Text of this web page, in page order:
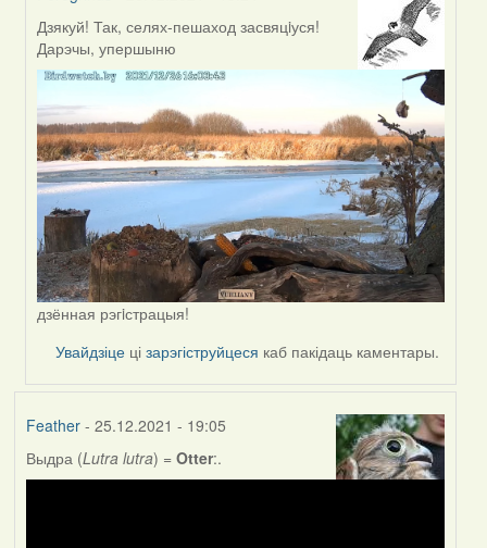
In
reply
to
by
Lighty
Дзякуй! Так, селях-пешаход засвяцiуся!
Дарэчы, упершыню
дзённая рэгiстрацыя!
Увайдзіце цізарэгіструйцеся каб пакідаць каментары.
Feather- 25.12.2021 - 19:05
Выдра (Lutra lutra) = Otter:.